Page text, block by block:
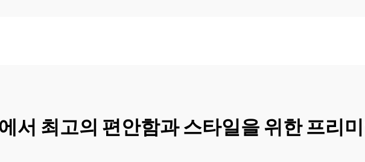
서 최고의 편안함과 스타일을 위한 프리